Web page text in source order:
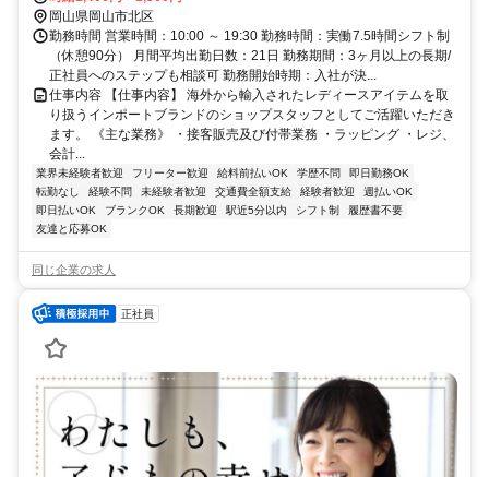
岡山県岡山市北区
勤務時間 営業時間：10:00 ～ 19:30 勤務時間：実働7.5時間シフト制
（休憩90分） 月間平均出勤日数：21日 勤務期間：3ヶ月以上の長期/
正社員へのステップも相談可 勤務開始時期：入社が決...
仕事内容 【仕事内容】 海外から輸入されたレディースアイテムを取
り扱うインポートブランドのショップスタッフとしてご活躍いただき
ます。 《主な業務》 ・接客販売及び付帯業務 ・ラッピング ・レジ、
会計...
業界未経験者歓迎 フリーター歓迎 給料前払いOK 学歴不問
即日勤務OK
転勤なし
経験不問 未経験者歓迎 交通費全額支給 経験者歓迎
週払いOK
即日払いOK
ブランクOK 長期歓迎 駅近5分以内 シフト制
履歴書不要
友達と応募OK
同じ企業の求人
正社員